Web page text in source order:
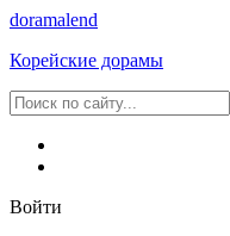
doramalend
Корейские дорамы
Войти